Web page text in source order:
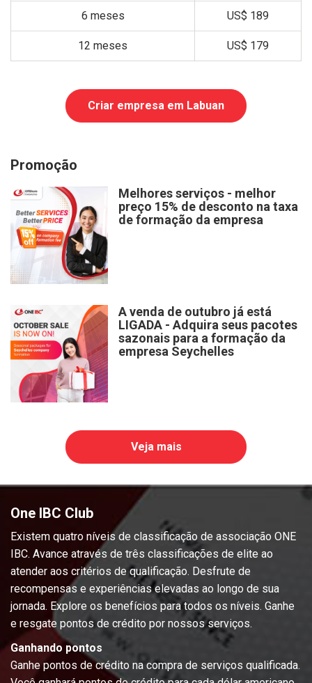
6 meses US$ 189
12 meses US$ 179
Criar empresa em Labuan
Promoção
Melhores serviços - melhor
preço 15% de desconto na taxa
de formação da empresa
A venda de outubro já está
LIGADA - Adquira seus pacotes
sazonais para a formação da
empresa Seychelles
Veja mais
One IBC Club
Existem quatro níveis de classificação de associação ONE
IBC. Avance através de três classificações de elite ao
atender aos critérios de qualificação. Desfrute de
recompensas e experiências elevadas ao longo de sua
jornada. Explore os benefícios para todos os níveis. Ganhe
e resgate pontos de crédito por nossos serviços.
Ganhando pontos
Ganhe pontos de crédito na compra de serviços qualificada.